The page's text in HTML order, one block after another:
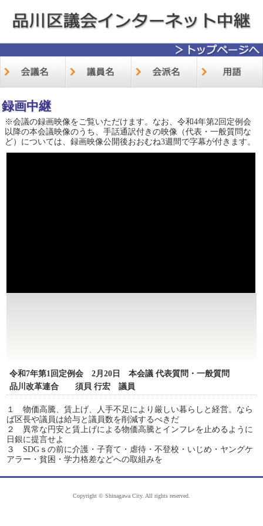
録画中継
※会議の録画映像をご覧いただけます。なお、令和4年第2回定例会
以降の本会議映像のうち、手話通訳付きの映像（代表・一般質問な
ど）については、録画映像公開後おおむね3週間で字幕が付きます。
令和7年第1回定例会 2月20日 本会議 代表質問・一般質問
品川改革連合 須貝 行宏 議員
１ 物価高騰、賃上げ、人手不足により厳しい暮らしと経営。なら
ば区長や議員は給与と議員数を削減するべきだ
２ 異常な円安と賃上げによる物価高騰とインフレを止めるように
日銀に提言せよ
３ SDGｓの前に介護・子育て・虐待・不登校・いじめ・ヤングケ
アラー・貧困・学力格差などへの取組みを
Copyright © Shinagawa City. All rights reserved.